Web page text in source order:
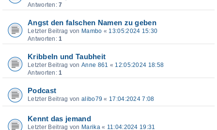
Antworten:7
Angst den falschen Namen zu geben
Letzter Beitrag von Mambo « 13:05:2024 15:30
Antworten:1
Kribbeln und Taubheit
Letzter Beitrag von Anne 861 « 12:05:2024 18:58
Antworten:1
Podcast
Letzter Beitrag von alibo79 « 17:04:2024 7:08
Kennt das jemand
Letzter Beitrag von Marika« 11:04:2024 19:31